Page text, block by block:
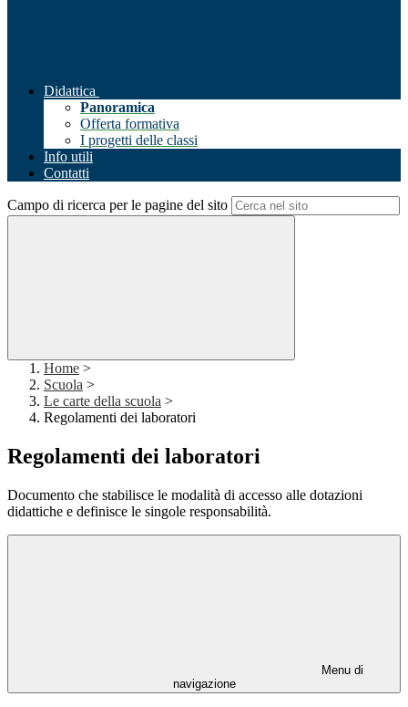
Didattica
Panoramica
Offerta formativa
I progetti delle classi
Info utili
Contatti
Campo di ricerca per le pagine del sito
Home >
Scuola >
Le carte della scuola >
Regolamenti dei laboratori
Regolamenti dei laboratori
Documento che stabilisce le modalità di accesso alle dotazioni
didattiche e definisce le singole responsabilità.
Menu di
navigazione